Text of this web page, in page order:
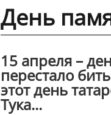
День
15 апреля –
перестало
этот день
Тука...